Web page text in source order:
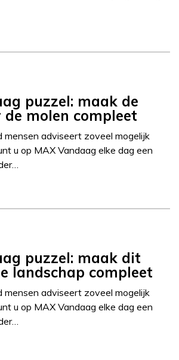
puzzel: maak de
de molen compleet
mensen adviseert zoveel mogelijk
u op MAX Vandaag elke dag een
puzzel: maak dit
landschap compleet
mensen adviseert zoveel mogelijk
u op MAX Vandaag elke dag een